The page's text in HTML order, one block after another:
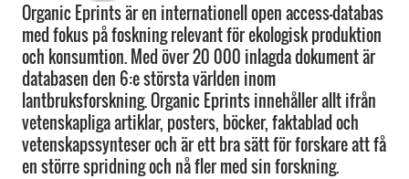
Organic Eprints är en internationell open access-databas
med fokus på foskning relevant för ekologisk produktion
och konsumtion. Med över 20 000 inlagda dokument är
databasen den 6:e största världen inom
lantbruksforskning. Organic Eprints innehåller allt ifrån
vetenskapliga artiklar, posters, böcker, faktablad och
vetenskapssynteser och är ett bra sätt för forskare att få
en större spridning och nå fler med sin forskning.